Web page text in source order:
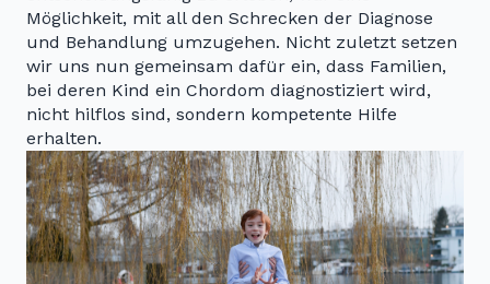
Möglichkeit, mit all den Schrecken der Diagnose
und Behandlung umzugehen. Nicht zuletzt setzen
wir uns nun gemeinsam dafür ein, dass Familien,
bei deren Kind ein Chordom diagnostiziert wird,
nicht hilflos sind, sondern kompetente Hilfe
erhalten.